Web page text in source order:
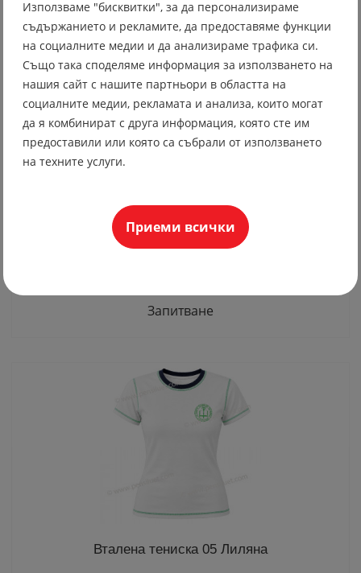
19.56 лв
10.00 €
Запитване
Вталена тениска 05 Лиляна
Използваме "бисквитки", за да персонализираме
съдържанието и рекламите, да предоставяме функции
на социалните медии и да анализираме трафика си.
Също така споделяме информация за използването на
нашия сайт с нашите партньори в областта на
социалните медии, рекламата и анализа, които могат
да я комбинират с друга информация, която сте им
предоставили или която са събрали от използването
на техните услуги.
Приеми всички